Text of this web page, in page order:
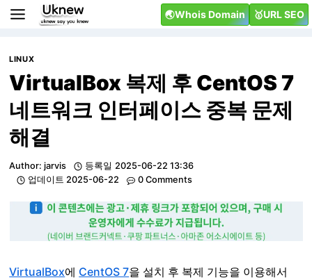
Skip
🌏Whois Domain 🥇URL SEO
LINUX
VirtualBox 복제 후 CentOS 7
네트워크 인터페이스 중복 문제
해결
Author: jarvis 등록일 2025-06-22 13:36
업데이트 2025-06-22 0 Comments
VirtualBox에 CentOS 7을 설치 후 복제 기능을 이용해서